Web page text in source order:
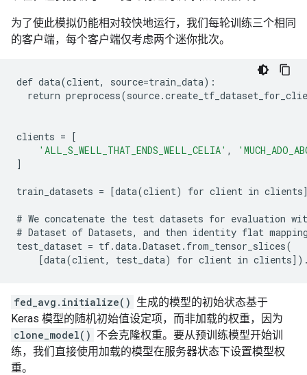
为了使此模拟仍能相对较快地运行，我们每轮训练三个相同
的客户端，每个客户端仅考虑两个迷你批次。
def data(client, source=train_data):
return preprocess(source.
clients = [
'ALL_S_WELL_THAT_ENDS_WELL_CELIA' ,
]
train_datasets = [data(client) for client in clients
# We concatenate the test datasets for evaluation
# Dataset of Datasets, and then identity flat
test_dataset = tf.data.Dataset. from_tensor_slices(
[data(client, test_data) for client in clients
fed_avg.initialize() 生成的模型的初始状态基于
Keras 模型的随机初始值设定项，而非加载的权重，因为
clone_model() 不会克隆权重。要从预训练模型开始训
练，我们直接使用加载的模型在服务器状态下设置模型权
重。